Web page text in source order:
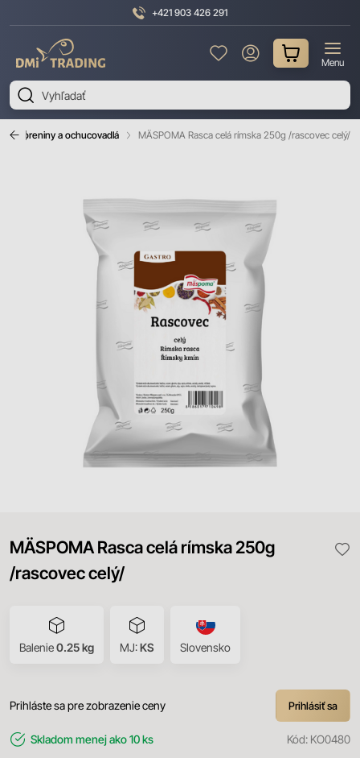
+421 903 426 291
Trading
Menu
Koreniny a ochucovadlá MÄSPOMA Rasca celá rímska 250g /rascovec celý/
MÄSPOMA Rasca celá rímska 250g
/rascovec celý/
Balenie0.25 kg MJ:KS Slovensko
Prihláste sa pre zobrazenie ceny Prihlásiť sa
Skladom menej ako 10 ks Kód: KO0480